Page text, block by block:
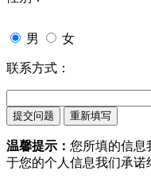
男 女
联系方式：
温馨提示： 您所填的信息
于您的个人信息我们承诺